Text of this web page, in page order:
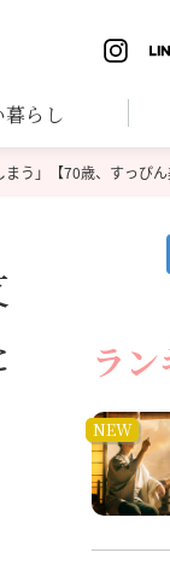
らし
う」【70歳、すっぴん
ラ
NEW